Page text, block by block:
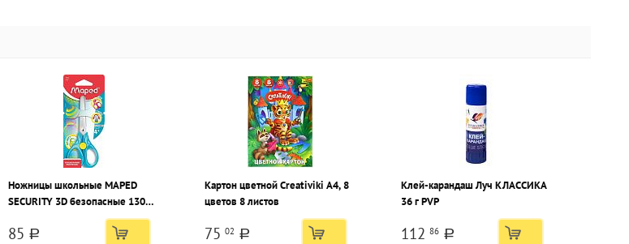
Ножницы школьные MAPED
SECURITY 3D безопасные 130
мм, ручки пластиковые с
резиновыми вставками ассорти
85 a
Картон цветной Creativiki А4, 8
цветов 8 листов
75 02 a
Клей-карандаш Луч КЛАССИКА
36 г PVP
112 86 a